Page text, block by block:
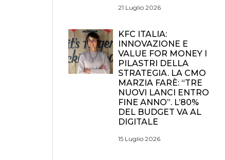
21 Luglio 2026
KFC ITALIA:
INNOVAZIONE E
VALUE FOR MONEY I
PILASTRI DELLA
STRATEGIA. LA CMO
MARZIA FARÈ: “TRE
NUOVI LANCI ENTRO
FINE ANNO”. L’80%
DEL BUDGET VA AL
DIGITALE
15 Luglio 2026